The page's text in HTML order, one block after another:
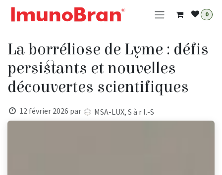
Se rendre au contenu
0
La borréliose de Lyme : défis
persistants et nouvelles
découvertes scientifiques
12 février 2026 par MSA-LUX, S à r l.-S